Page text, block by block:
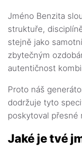
Jméno Benzita
struktuře,
stejně jako
zbytečným
autentičnost
Proto náš
dodržuje tyto
poskytoval přesné
Jaké je tvé